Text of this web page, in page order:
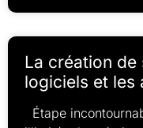
La création de
logiciels et les
Étape